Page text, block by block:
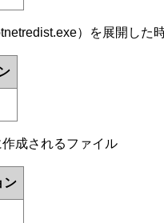
）を展開した
成されるファイル
ン